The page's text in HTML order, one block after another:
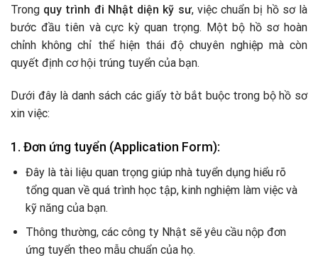
Trong quy trình đi Nhật diện kỹ sư, việc chuẩn bị hồ sơ là
bước đầu tiên và cực kỳ quan trọng. Một bộ hồ sơ hoàn
chỉnh không chỉ thể hiện thái độ chuyên nghiệp mà còn
quyết định cơ hội trúng tuyển của bạn.
Dưới đây là danh sách các giấy tờ bắt buộc trong bộ hồ sơ
xin việc:
1. Đơn ứng tuyển (Application Form):
Đây là tài liệu quan trọng giúp nhà tuyển dụng hiểu rõ
tổng quan về quá trình học tập, kinh nghiệm làm việc và
kỹ năng của bạn.
Thông thường, các công ty Nhật sẽ yêu cầu nộp đơn
ứng tuyển theo mẫu chuẩn của họ.